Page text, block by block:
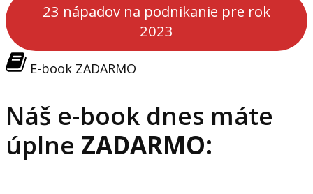
23 nápadov na podnikanie pre rok
2023
E-book ZADARMO
Náš e-book dnes máte
úplne ZADARMO: